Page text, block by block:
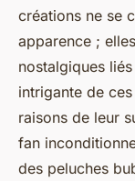
créations ne se
apparence ;
nostalgiques
intrigante de
raisons de leur
fan
des peluches